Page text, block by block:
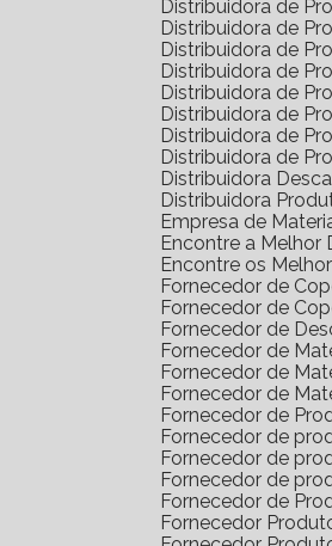
Distribuidora de
Distribuidora de
Distribuidora de
Distribuidora de
Distribuidora de
Distribuidora de
Distribuidora de
Distribuidora de
Distribuidora
Distribuidora
Empresa de
Encontre a
Encontre os
Fornecedor de
Fornecedor de
Fornecedor de
Fornecedor de
Fornecedor de
Fornecedor de
Fornecedor de
Fornecedor de
Fornecedor de
Fornecedor de
Fornecedor de
Fornecedor